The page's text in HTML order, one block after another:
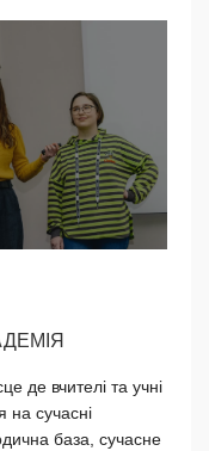
де вчителі та учні
на сучасні
база, сучасне